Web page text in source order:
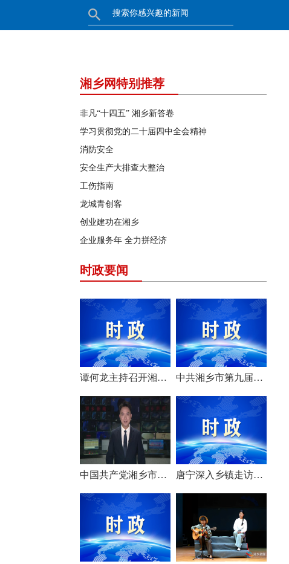
湘乡网特别推荐
非凡“十四五” 湘乡新答卷
学习贯彻党的二十届四中全会精神
消防安全
安全生产大排查大整治
工伤指南
龙城青创客
创业建功在湘乡
企业服务年 全力拼经济
时政要闻
谭何龙主持召开湘乡市第九届市委常委会（扩大）会议 中共湘乡市第九届委员会举行第一次全体会议 选举产生新一届市委常委班子
中国共产党湘乡市第九次代表大会胜利闭幕 唐宁深入乡镇走访调研